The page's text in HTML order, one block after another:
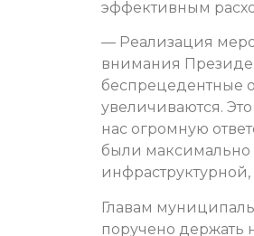
эффективным
— Реализация
внимания
беспрецедентные
увеличиваются.
нас огромную
были максимально
Главам
поручено держать